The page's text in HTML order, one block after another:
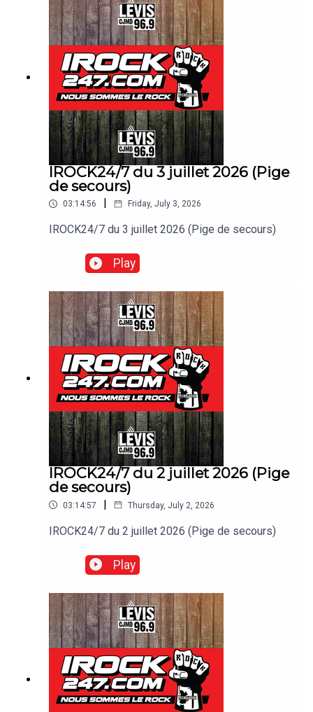
IROCK24/7 du 3 juillet 2026 (Pige
de secours)
03:14:56 Friday, July 3, 2026
IROCK24/7 du 3 juillet 2026 (Pige de secours)
Play
IROCK24/7 du 2 juillet 2026 (Pige
de secours)
03:14:57 | Thursday, July 2, 2026
IROCK24/7 du 2 juillet 2026 (Pige de secours)
Play